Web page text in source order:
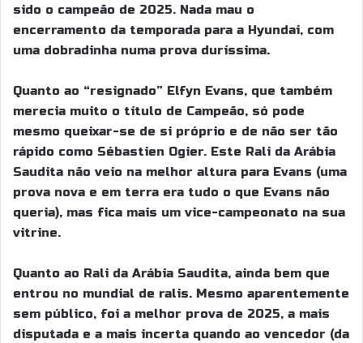
sido o campeão de 2025. Nada mau o
encerramento da temporada para a Hyundai, com
uma dobradinha numa prova duríssima.
Quanto ao “resignado” Elfyn Evans, que também
merecia muito o título de Campeão, só pode
mesmo queixar-se de si próprio e de não ser tão
rápido como Sébastien Ogier. Este Rali da Arábia
Saudita não veio na melhor altura para Evans (uma
prova nova e em terra era tudo o que Evans não
queria), mas fica mais um vice-campeonato na sua
vitrine.
Quanto ao Rali da Arábia Saudita, ainda bem que
entrou no mundial de ralis. Mesmo aparentemente
sem público, foi a melhor prova de 2025, a mais
disputada e a mais incerta quando ao vencedor (da